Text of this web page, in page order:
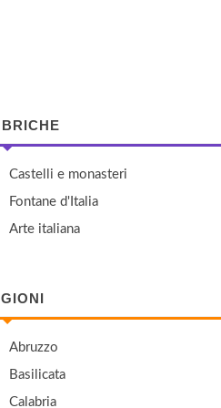
Castelli e monasteri
Fontane d'Italia
Arte italiana
Abruzzo
Basilicata
Calabria